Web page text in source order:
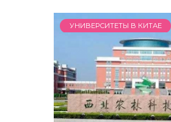
УНИВЕРСИТЕТЫ В КИТАЕ